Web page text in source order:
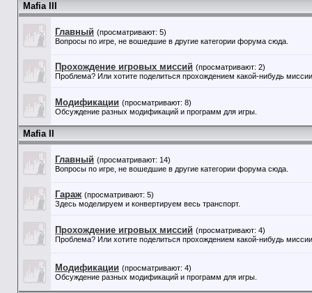
Mafia III
Главный (просматривают: 5)
Вопросы по игре, не вошедшие в другие категории форума сюда.
Прохождение игровых миссий (просматривают: 2)
Проблема? Или хотите поделиться прохождением какой-нибудь
Модификации (просматривают: 8)
Обсуждение разных модификаций и программ для игры.
Mafia II
Главный (просматривают: 14)
Вопросы по игре, не вошедшие в другие категории форума сюда.
Гараж (просматривают: 5)
Здесь моделируем и конвертируем весь транспорт.
Прохождение игровых миссий (просматривают: 4)
Проблема? Или хотите поделиться прохождением какой-нибудь
Модификации (просматривают: 4)
Обсуждение разных модификаций и программ для игры.